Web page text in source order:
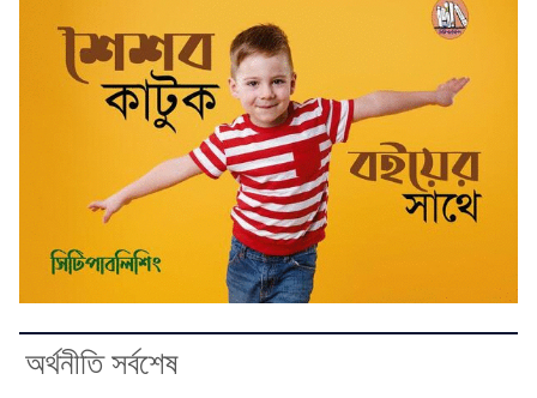
অর্থনীতি সর্বশেষ